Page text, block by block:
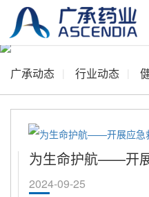
广承动态 行业动态
为生命护航——开
2024-09-25